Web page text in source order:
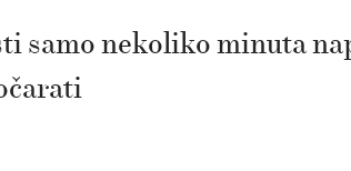
samo nekoliko minuta